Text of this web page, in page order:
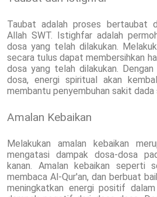
Taubat adalah proses bertaubat
Allah SWT. Istighfar adalah
dosa yang telah dilakukan.
secara tulus dapat membersihkan
dosa yang telah dilakukan.
dosa, energi spiritual akan
membantu penyembuhan sakit dada
Amalan Kebaikan
Melakukan amalan kebaikan
mengatasi dampak dosa-dosa
kanan. Amalan kebaikan seperti
membaca Al-Qur'an, dan berbuat
meningkatkan energi positif